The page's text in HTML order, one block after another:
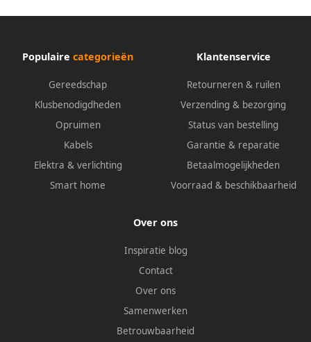
Populaire categorieën
Gereedschap
Klusbenodigdheden
Opruimen
Kabels
Elektra & verlichting
Smart home
Klantenservice
Retourneren & ruilen
Verzending & bezorging
Status van bestelling
Garantie & reparatie
Betaalmogelijkheden
Voorraad & beschikbaarheid
Over ons
Inspiratie blog
Contact
Over ons
Samenwerken
Betrouwbaarheid